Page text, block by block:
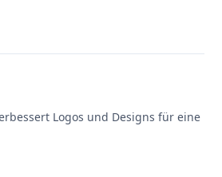
Logos und Designs für eine